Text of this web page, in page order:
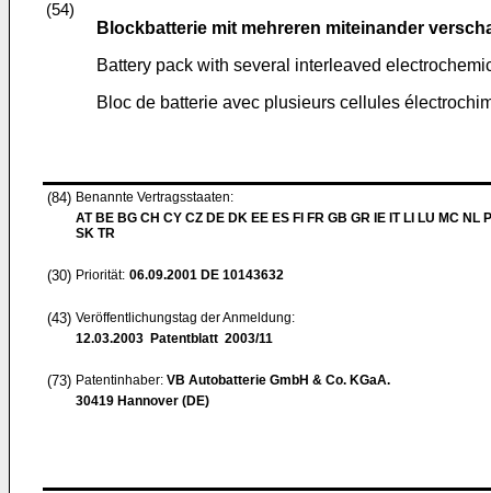
(54)
Blockbatterie mit mehreren miteinander
Battery pack with several interleaved
Bloc de batterie avec plusieurs cellules
(84) Benannte Vertragsstaaten:
AT BE BG CH CY CZ DE DK EE ES FI FR GB GR IE IT LI LU MC NL
SK TR
(30) Priorität: 06.09.2001 DE 10143632
(43) Veröffentlichungstag der Anmeldung:
12.03.2003 Patentblatt 2003/11
(73) Patentinhaber: VB Autobatterie GmbH & Co. KGaA.
30419 Hannover (DE)